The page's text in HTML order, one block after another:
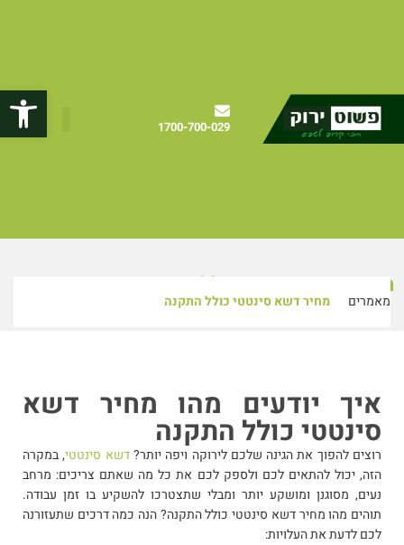
1700-700-029
מחיר דשא סינטטי כולל התקנה
מאמרים מחיר דשא סינטטי כולל התקנה
איך יודעים מהו מחיר דשא
סינטטי כולל התקנה
רוצים להפוך את הגינה שלכם לירוקה ויפה יותר?דשא סינטטי, במקרה
הזה, יכול להתאים לכם ולספק לכם את כל מה שאתם צריכים: מרחב
נעים, מסוגנן ומושקע יותר ומבלי שתצטרכו להשקיע בו זמן עבודה.
תוהים מהו מחיר דשא סינטטי כולל התקנה? הנה כמה דרכים שתעזורנה
לכם לדעת את העלויות: